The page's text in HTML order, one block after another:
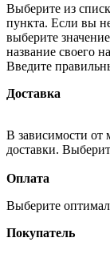
Выберите из
пункта. Если вы
выберите
название своего
Введите
Доставка
В зависимости от
доставки.
Оплата
Выберите
Покупатель